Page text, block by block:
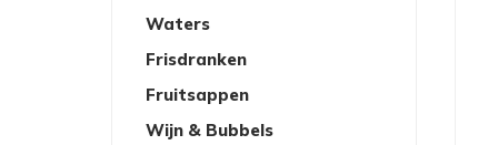
Waters
Frisdranken
Fruitsappen
Wijn & Bubbels